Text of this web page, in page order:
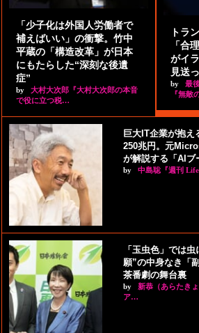
「少子化は外国人労働者で
補えばいい」の衝撃。竹中
平蔵の「構造改革」が日本
にもたらした“深刻な後遺
症”
by
大村大次郎『大村大次郎の本音
で役に立つ税…
トラ
「合
がイ
見送
by
最
『無敵
巨大IT企業が抱え
250兆円。元
が解説する「AIブ
by 中島聡『週刊
「玉虫色」では
願”の中身なき「
茶番劇の舞台裏
by
新恭（あらたき
ア…